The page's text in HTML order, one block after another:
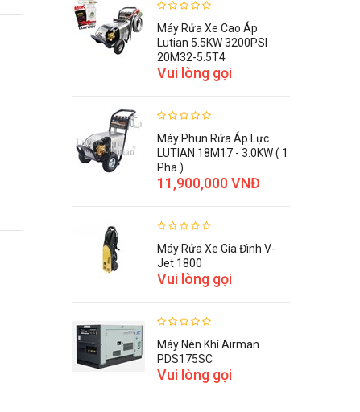
Máy Rửa Xe Cao Áp
Lutian 5.5KW 3200PSI
20M32-5.5T4
Vui lòng gọi
Máy Phun Rửa Áp Lực
LUTIAN 18M17 - 3.0KW ( 1
Pha )
11,900,000 VNĐ
Máy Rửa Xe Gia Đình V-
Jet 1800
Vui lòng gọi
Máy Nén Khí Airman
PDS175SC
Vui lòng gọi